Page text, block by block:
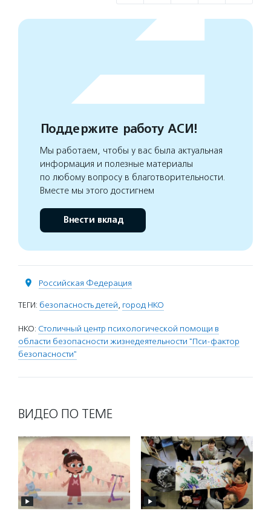
Поддержите работу АСИ!
Мы работаем, чтобы у вас была актуальная
информация и полезные материалы
по любому вопросу в благотворительности.
Вместе мы этого достигнем
Внести вклад
Российская Федерация
ТЕГИ: безопасность детей, город НКО
НКО: Столичный центр психологической помощи в
области безопасности жизнедеятельности "Пси-фактор
безопасности"
ВИДЕО ПО ТЕМЕ